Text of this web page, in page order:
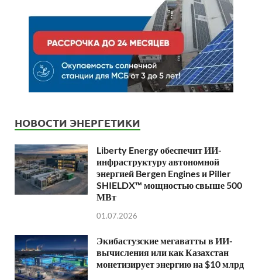
НОВОСТИ ЭНЕРГЕТИКИ
Liberty Energy обеспечит ИИ-
инфраструктуру автономной
энергией Bergen Engines и Piller
SHIELDX™ мощностью свыше 500
МВт
01.07.2026
Экибастузские мегаватты в ИИ-
вычисления или как Казахстан
монетизирует энергию на $10 млрд